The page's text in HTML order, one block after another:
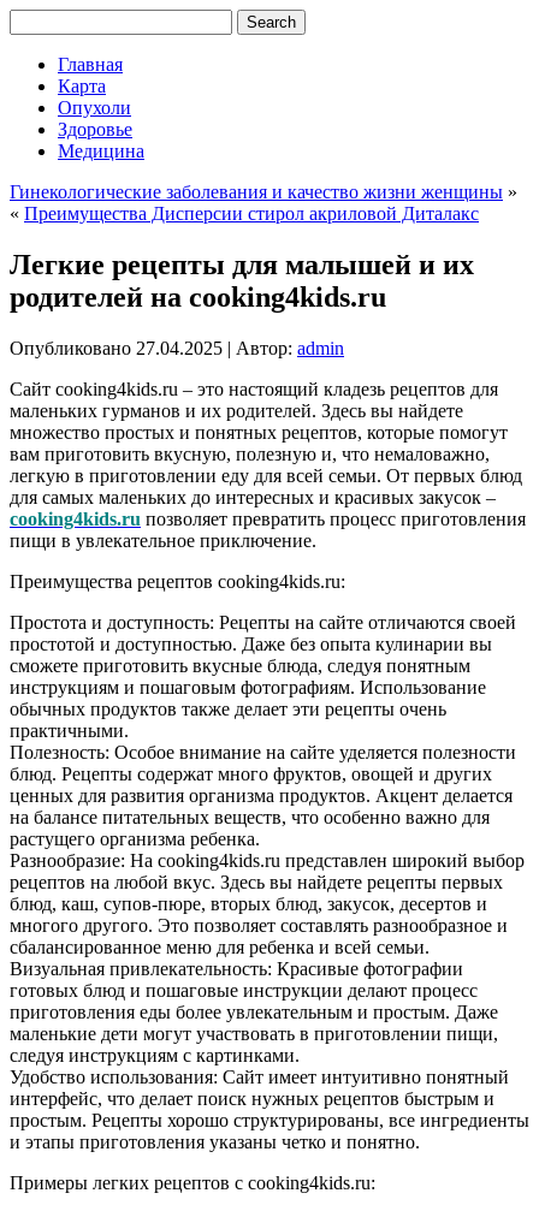
Главная
Карта
Опухоли
Здоровье
Медицина
Гинекологические заболевания и качество жизни женщины »
« Преимущества Дисперсии стирол акриловой Диталакс
Легкие рецепты для малышей и их
родителей на cooking4kids.ru
Опубликовано 27.04.2025 | Автор: admin
Сайт cooking4kids.ru – это настоящий кладезь рецептов для
маленьких гурманов и их родителей. Здесь вы найдете
множество простых и понятных рецептов, которые помогут
вам приготовить вкусную, полезную и, что немаловажно,
легкую в приготовлении еду для всей семьи. От первых блюд
для самых маленьких до интересных и красивых закусок –
cooking4kids.ru позволяет превратить процесс приготовления
пищи в увлекательное приключение.
Преимущества рецептов cooking4kids.ru:
Простота и доступность: Рецепты на сайте отличаются своей
простотой и доступностью. Даже без опыта кулинарии вы
сможете приготовить вкусные блюда, следуя понятным
инструкциям и пошаговым фотографиям. Использование
обычных продуктов также делает эти рецепты очень
практичными.
Полезность: Особое внимание на сайте уделяется полезности
блюд. Рецепты содержат много фруктов, овощей и других
ценных для развития организма продуктов. Акцент делается
на балансе питательных веществ, что особенно важно для
растущего организма ребенка.
Разнообразие: На cooking4kids.ru представлен широкий выбор
рецептов на любой вкус. Здесь вы найдете рецепты первых
блюд, каш, супов-пюре, вторых блюд, закусок, десертов и
многого другого. Это позволяет составлять разнообразное и
сбалансированное меню для ребенка и всей семьи.
Визуальная привлекательность: Красивые фотографии
готовых блюд и пошаговые инструкции делают процесс
приготовления еды более увлекательным и простым. Даже
маленькие дети могут участвовать в приготовлении пищи,
следуя инструкциям с картинками.
Удобство использования: Сайт имеет интуитивно понятный
интерфейс, что делает поиск нужных рецептов быстрым и
простым. Рецепты хорошо структурированы, все ингредиенты
и этапы приготовления указаны четко и понятно.
Примеры легких рецептов с cooking4kids.ru: